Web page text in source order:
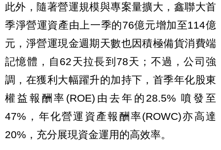
此外，隨著營運規模與專案量擴大，鑫聯大首
季淨營運資產由上一季的76億元增加至114億
元，淨營運現金週期天數也因積極備貨消費端
記憶體，自62天拉長到78天；不過，公司強
調，在獲利大幅躍升的加持下，首季年化股東
權益報酬率(ROE)由去年的28.5% 噴發至
47%，年化營運資產報酬率(ROWC)亦高達
20%，充分展現資金運用的高效率。